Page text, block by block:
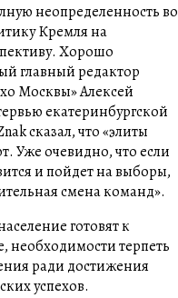
неопределенность во
Кремля на
Хорошо
главный редактор
Москвы» Алексей
екатеринбургской
сказал, что «элиты
Уже очевидно, что если
и пойдет на выборы,
смена команд».
готовят к
необходимости терпеть
ради достижения
успехов.